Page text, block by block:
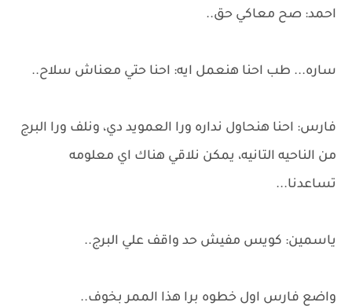
احمد: صح معاكي حق..
ساره... طب احنا هنعمل ايه: احنا حتي معناش سلاح..
فارس: احنا هنحاول نداره ورا العمويد دي، ونلف ورا البرج
من الناحيه التانيه، يمكن نلاقي هناك اي معلومه
تساعدنا...
ياسمين: كويس مفيش حد واقف علي البرج..
واضع فارس اول خطوه برا هذا الممر بخوف..